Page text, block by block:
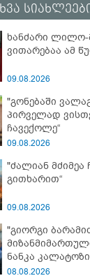
ხანძარი ლილო-
ვითარებაა ამ
09.08.2026
"გონებაში
პირველად
ჩავექოლე“
09.08.2026
"ძალიან მძიმეა
გითხარით“
09.08.2026
"გიორგი
ნანკა
08.08.2026